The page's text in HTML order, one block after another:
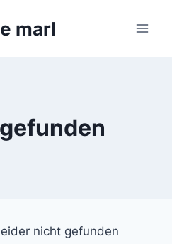
marl
nicht gefunden